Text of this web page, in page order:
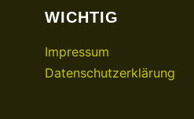
WICHTIG
Impressum
Datenschutzerklärung